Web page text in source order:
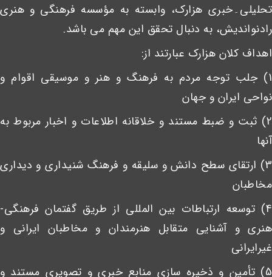
تحلیلی۔خبری هزارک، وابسته به مؤسسه فرهنگی و هنری
رادنواندیش، به دنبال تحقق این مهم می باشد.
اهداف کلان هزارک عبارتند از:
1) جلب توجه مردم به فرهنگ و هنر و موسیقی اقوام و
نواحی ایران و جهان
2) ثبت و ضبط مستند و خلاقانه اطلاعات و اخبار مربوط به
آنها
3) ارتقای سطح دانش و سلیقه و فرهنگ شنیداری و دیداری
مخاطبان
4) توسعه ارتباطات بین المللی از طریق گفتمان فرهنگی-
هنری و آشنایی متقابل هنرمندان و مخاطبان ایرانی و
غیرایرانی
5) تأمین و ذخیره سازی منابع خبری و تصویری مستند و